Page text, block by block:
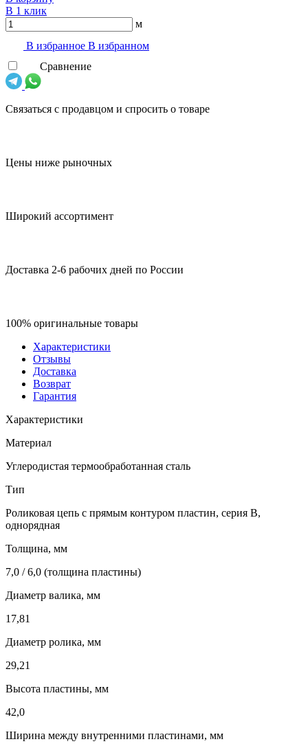
В 1 клик
м
В избранноe В избранном
Сравнение
Связаться с продавцом и спросить о товаре
Цены ниже рыночных
Широкий ассортимент
Доставка 2-6 рабочих дней по России
100% оригинальные товары
Характеристики
Отзывы
Доставка
Возврат
Гарантия
Характеристики
Материал
Углеродистая термообработанная сталь
Тип
Роликовая цепь с прямым контуром пластин, серия B,
однорядная
Толщина, мм
7,0 / 6,0 (толщина пластины)
Диаметр валика, мм
17,81
Диаметр ролика, мм
29,21
Высота пластины, мм
42,0
Ширина между внутренними пластинами, мм